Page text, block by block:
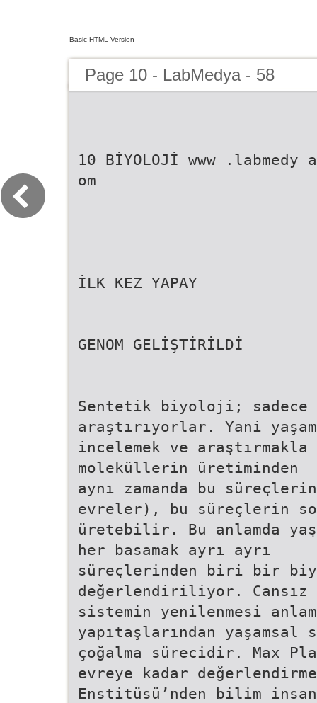
Basic HTML Version
Page 10 - LabMedya - 58
10 BİYOLOJİ www .labmedy
om
İLK KEZ YAPAY
GENOM GELİŞTİRİLDİ
Sentetik biyoloji; sadece
araştırıyorlar. Yani
incelemek ve araştırmakla
moleküllerin üretiminden
aynı zamanda bu
evreler), bu süreçlerin
üretebilir. Bu anlamda
her basamak ayrı ayrı
süreçlerinden biri bir
değerlendiriliyor. Cansız
sistemin yenilenmesi
yapıtaşlarından yaşamsal
çoğalma sürecidir. Max
evreye kadar değerlendirme
Enstitüsü’nden bilim